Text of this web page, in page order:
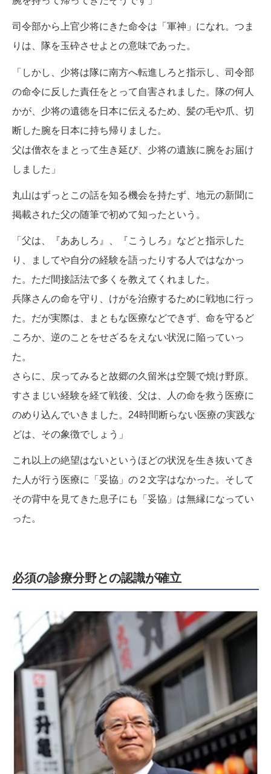
司令部から上官少将にきた命令は「軍神」になれ。つま
りは、隊を玉砕させよとの意味であった。
「しかし、少将は隊に南方へ転進しろと指示し、司令部
の命令に反した責任をとって自害されました。隊の何人
かが、少将の遺徳を日本に伝えるため、髪の毛や爪、切
断した腕を日本に持ち帰りました。
父は僧衣をまとって生き延び、少将の遺族に腕をお届け
しました」
丸山はずっとこの話を知る機会を持たず、地元の新聞に
掲載された父の随筆で初めて知ったという。
「父は、『ああしろ』、『こうしろ』などと指示した
り、ましてや自分の経験を語ったりする人ではなかっ
た。ただ間接話法で多くを教えてくれました。
兵隊さんの命を守り、けがを治療するために戦地に行っ
た。だが実際は、まともな医療などできず、命を守るど
ころか、逆のことをせざるをえない状況に陥っていっ
た。
さらに、戻ってみると故郷の久留米は空襲で焼け野原。
すさまじい経験を経て戦後、父は、人の命を救う医療に
のめり込んでいきました。24時間断らない医療の実践な
どは、その象徴でしょう」
これ以上の絶望はないというほどの状況を生き抜いてき
た人が行う医療に「妥協」の２文字はなかった。そして
その背中を見てきた息子にも「妥協」は無縁になってい
った。
必須の診療分野との認識が確立